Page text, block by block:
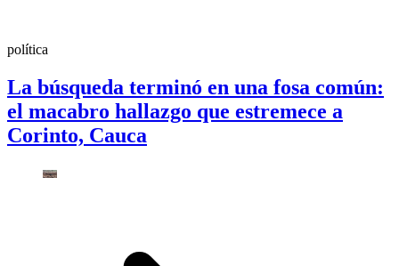
política
La búsqueda terminó en una fosa común:
el macabro hallazgo que estremece a
Corinto, Cauca